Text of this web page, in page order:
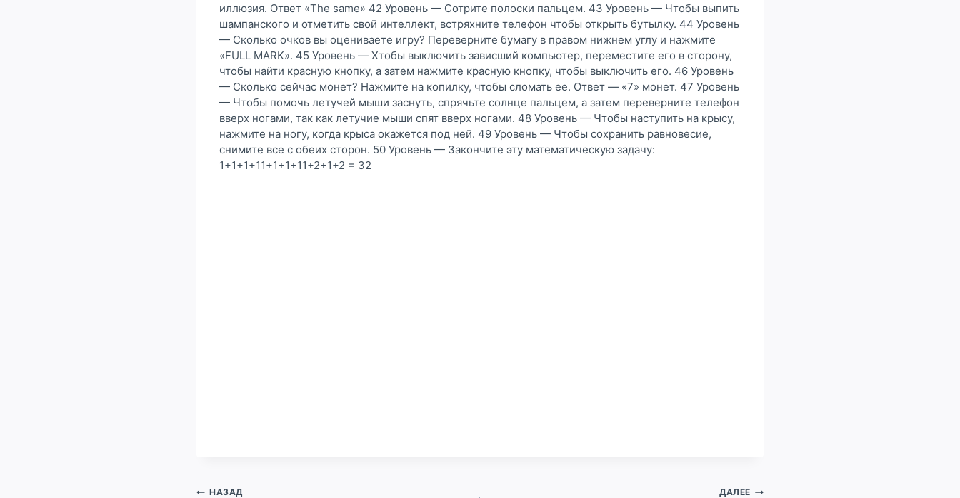
иллюзия. Ответ «The same» 42 Уровень — Сотрите полоски пальцем. 43 Уровень — Чтобы выпить
шампанского и отметить свой интеллект, встряхните телефон чтобы открыть бутылку. 44 Уровень
— Сколько очков вы оцениваете игру? Переверните бумагу в правом нижнем углу и нажмите
«FULL MARK». 45 Уровень — Xтобы выключить зависший компьютер, переместите его в сторону,
чтобы найти красную кнопку, а затем нажмите красную кнопку, чтобы выключить его. 46 Уровень
— Сколько сейчас монет? Нажмите на копилку, чтобы сломать ее. Ответ — «7» монет. 47 Уровень
— Чтобы помочь летучей мыши заснуть, спрячьте солнце пальцем, а затем переверните телефон
вверх ногами, так как летучие мыши спят вверх ногами. 48 Уровень — Чтобы наступить на крысу,
нажмите на ногу, когда крыса окажется под ней. 49 Уровень — Чтобы сохранить равновесие,
снимите все с обеих сторон. 50 Уровень — Закончите эту математическую задачу:
1+1+1+11+1+1+11+2+1+2 = 32
Навигация
НАЗАД ДАЛЕЕ